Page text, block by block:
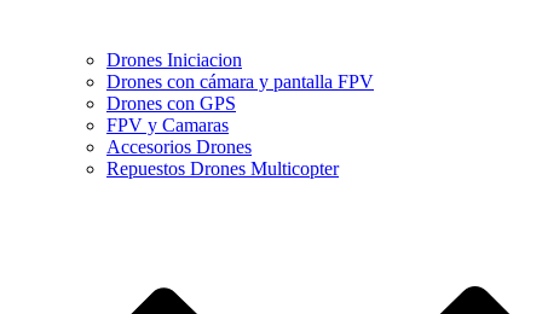
Drones Iniciacion
Drones con cámara y pantalla FPV
Drones con GPS
FPV y Camaras
Accesorios Drones
Repuestos Drones Multicopter